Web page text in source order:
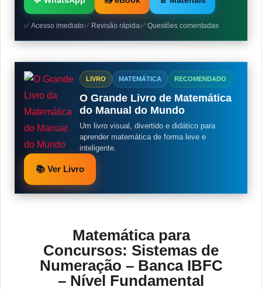
✅ Acesso imediato✅ Revisão rápida✅ Questões comentadas
LIVRO MATEMÁTICA RECOMENDADO
O Grande Livro de Matemática
do Manual do Mundo
Um livro visual, divertido e didático para
aprender matemática de forma leve e
inteligente.
📚 Ver Livro
Matemática para
Concursos: Sistemas de
Numeração – Banca IBFC
– Nível Fundamental